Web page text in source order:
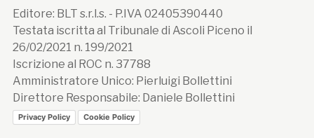
Editore: BLT s.r.l.s. - P.IVA 02405390440
Testata iscritta al Tribunale di Ascoli Piceno il
26/02/2021 n. 199/2021
Iscrizione al ROC n. 37788
Amministratore Unico: Pierluigi Bollettini
Direttore Responsabile: Daniele Bollettini
Privacy Policy Cookie Policy